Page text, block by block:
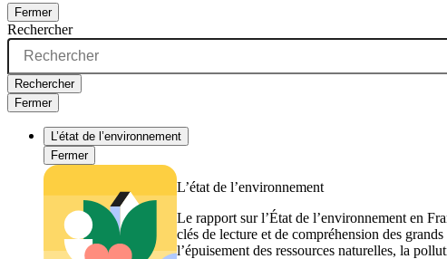
Fermer
Rechercher
Rechercher
Fermer
L’état de l’environnement
Fermer
L’état de l’environnement
Le rapport sur l’État de l’environnement en
clés de lecture et de compréhension des
l’épuisement des ressources naturelles, la